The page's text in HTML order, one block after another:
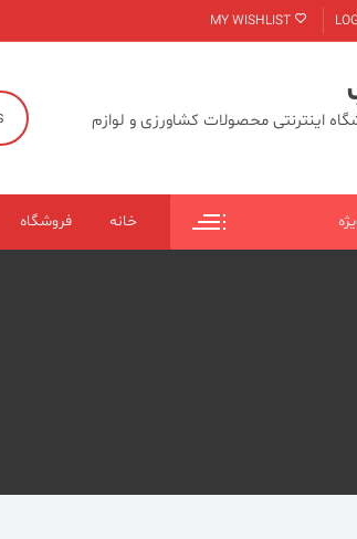
اینترنتی محصولات کشاورزی و لوازم
خانه فروشگاه